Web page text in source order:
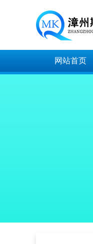
网站首页